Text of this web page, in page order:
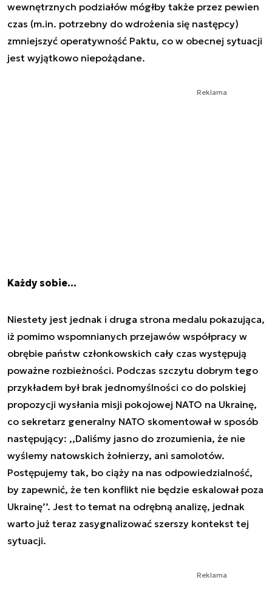
wewnętrznych podziałów mógłby także przez pewien
czas (m.in. potrzebny do wdrożenia się następcy)
zmniejszyć operatywność Paktu, co w obecnej sytuacji
jest wyjątkowo niepożądane.
Reklama
Każdy sobie…
Niestety jest jednak i druga strona medalu pokazująca,
iż pomimo wspomnianych przejawów współpracy w
obrębie państw członkowskich cały czas występują
poważne rozbieżności. Podczas szczytu dobrym tego
przykładem był brak jednomyślności co do polskiej
propozycji wysłania misji pokojowej NATO na Ukrainę,
co sekretarz generalny NATO skomentował w sposób
następujący: ,,Daliśmy jasno do zrozumienia, że nie
wyślemy natowskich żołnierzy, ani samolotów.
Postępujemy tak, bo ciąży na nas odpowiedzialność,
by zapewnić, że ten konflikt nie będzie eskalował poza
Ukrainę’’. Jest to temat na odrębną analizę, jednak
warto już teraz zasygnalizować szerszy kontekst tej
sytuacji.
Reklama